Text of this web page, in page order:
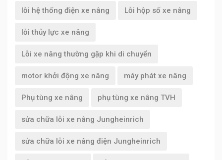
lỗi hệ thống điện xe nâng Lỗi hộp số xe nâng
lỗi thủy lực xe nâng
Lỗi xe nâng thường gặp khi di chuyển
motor khởi động xe nâng máy phát xe nâng
Phụ tùng xe nâng phụ tùng xe nâng TVH
sửa chữa lỗi xe nâng Jungheinrich
sửa chữa lỗi xe nâng điện Jungheinrich